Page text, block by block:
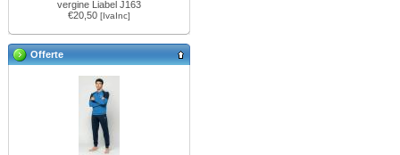
vergine Liabel J163
€20,50 [IvaInc]
Offerte